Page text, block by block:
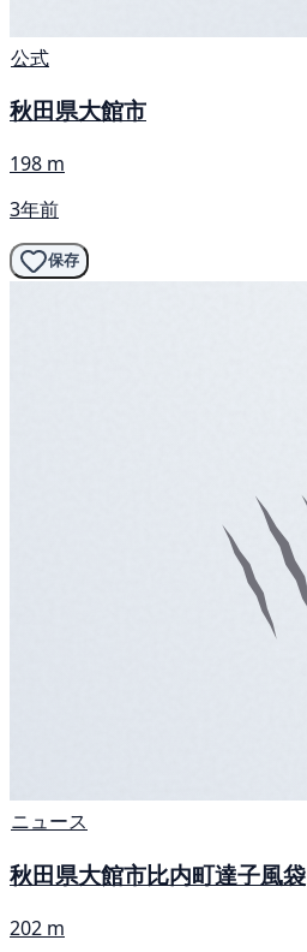
公式
秋田県大館市
198 m
3年前
保存
ニュース
秋田県大館市比内町達子風袋
202 m